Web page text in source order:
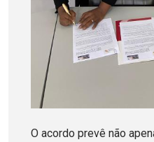
O acordo prevê não